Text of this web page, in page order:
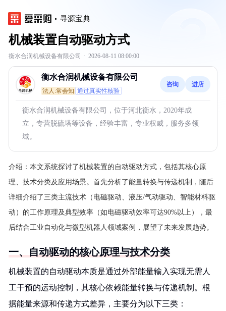
寻源宝典
机械装置自动驱动方式
衡水合润机械设备有限公司 · 2026-08-11 08:00:00
衡水合润机械设备有限公司
法人:常会知 通过真实性核验
咨询 进店
衡水合润机械设备有限公司，位于河北衡水，2020年成
立，专营脱硫塔等设备，经验丰富，专业权威，服务多领
域。
介绍： 本文系统探讨了机械装置的自动驱动方式，包括其核心原
理、技术分类及应用场景。首先分析了能量转换与传递机制，随后
详细介绍了三类主流技术（电磁驱动、液压/气动驱动、智能材料驱
动）的工作原理及典型效率（如电磁驱动效率可达90%以上），最
后结合工业自动化与微型机器人领域案例，展望了未来发展趋势。
一、自动驱动的核心原理与技术分类
机械装置的自动驱动本质是通过外部能量输入实现无需人
工干预的运动控制，其核心依赖能量转换与传递机制。根
据能量来源和传递方式差异，主要分为以下三类：